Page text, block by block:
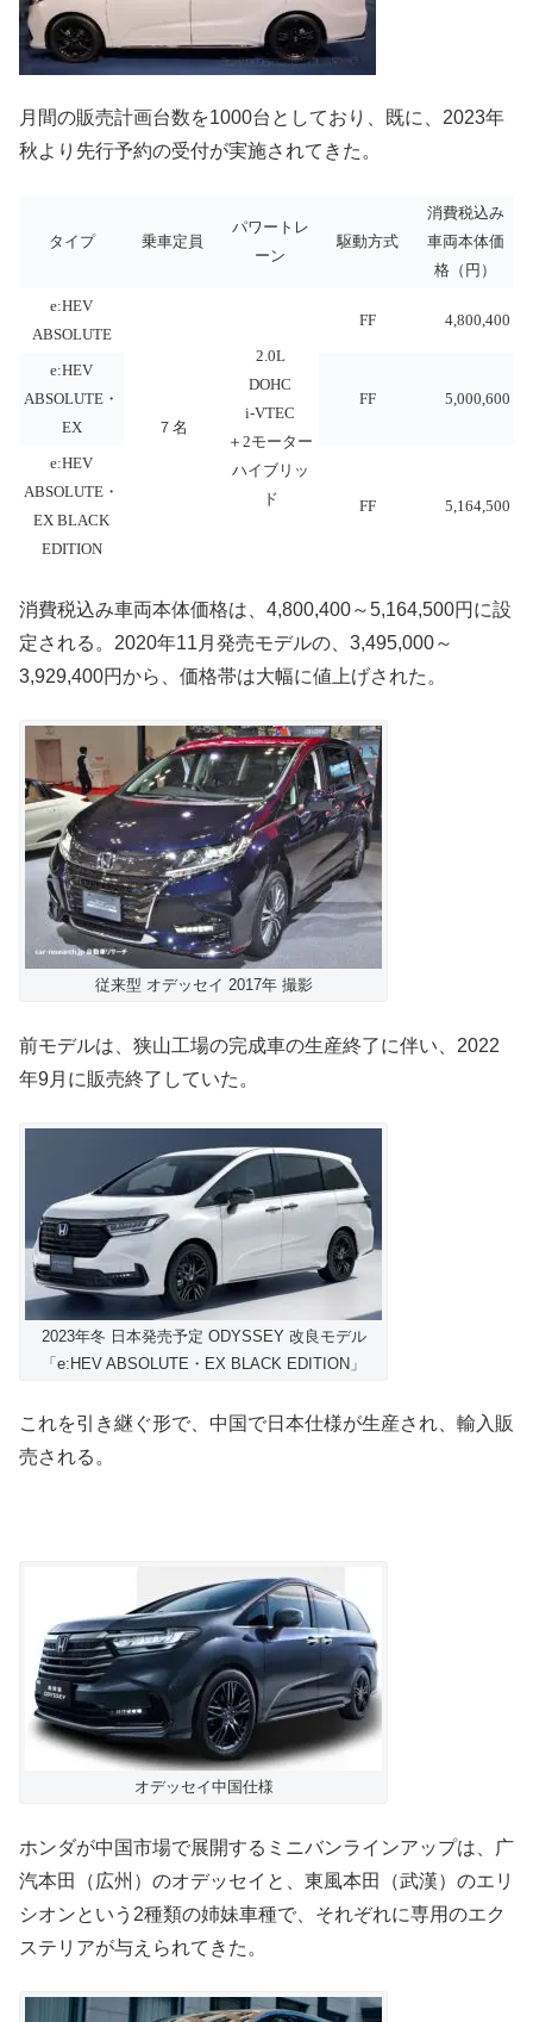
月間の販売計画台数を1000台としており、既に、2023年
秋より先行予約の受付が実施されてきた。
タイプ 乗車定員
パワートレ
ーン
駆動方式
消費税込み
車両本体価
格（円）
e:HEV
ABSOLUTE
７名
2.0L
DOHC
i-VTEC
＋2モーター
ハイブリッ
ド
FF 4,800,400
e:HEV
ABSOLUTE・
EX
FF 5,000,600
e:HEV
ABSOLUTE・
EX BLACK
EDITION
FF 5,164,500
消費税込み車両本体価格は、4,800,400～5,164,500円に設
定される。2020年11月発売モデルの、3,495,000～
3,929,400円から、価格帯は大幅に値上げされた。
従来型 オデッセイ 2017年 撮影
前モデルは、狭山工場の完成車の生産終了に伴い、2022
年9月に販売終了していた。
2023年冬 日本発売予定 ODYSSEY 改良モデル
「e:HEV ABSOLUTE・EX BLACK EDITION」
これを引き継ぐ形で、中国で日本仕様が生産され、輸入販
売される。
オデッセイ中国仕様
ホンダが中国市場で展開するミニバンラインアップは、广
汽本田（広州）のオデッセイと、東風本田（武漢）のエリ
シオンという2種類の姉妹車種で、それぞれに専用のエク
ステリアが与えられてきた。